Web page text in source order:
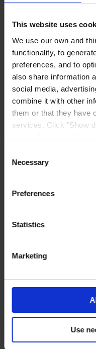
This website uses
We use our own and
functionality, to
preferences, and to
also share information
social media,
combine it with other
them or that they have
services. Click "Show
types of cookies that
cookies after having
withdraw your
. If you
process your personal
Selection
Necessary
Preferences
Statistics
Marketing
Use
25421 Pinneberg
KONTAKTTel:+49